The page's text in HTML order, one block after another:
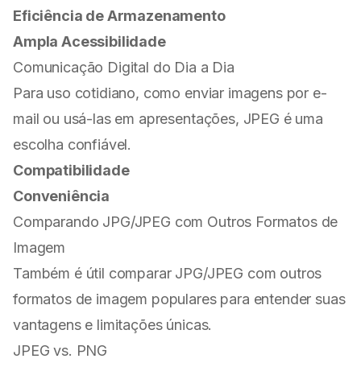
Eficiência de Armazenamento
Ampla Acessibilidade
Comunicação Digital do Dia a Dia
Para uso cotidiano, como enviar imagens por e-
mail ou usá-las em apresentações, JPEG é uma
escolha confiável.
Compatibilidade
Conveniência
Comparando JPG/JPEG com Outros Formatos de
Imagem
Também é útil comparar JPG/JPEG com outros
formatos de imagem populares para entender suas
vantagens e limitações únicas.
JPEG vs. PNG